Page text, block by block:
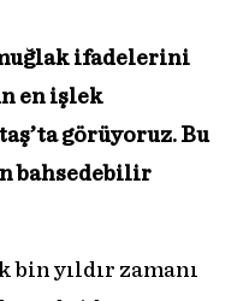
ifadelerini
en işlek
görüyoruz. Bu
bahsedebilir
bin yıldır zamanı